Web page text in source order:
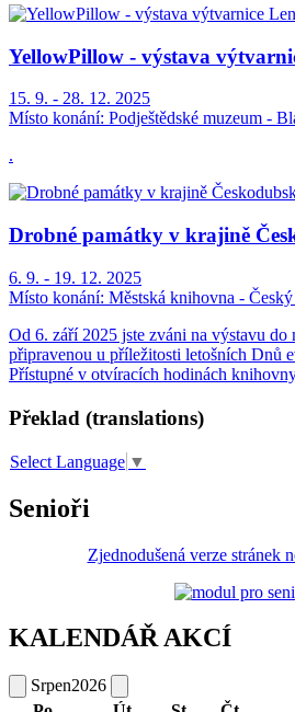
YellowPillow - výstava
15. 9. - 28. 12. 2025
Místo konání: Podještědské muzeum -
.
Drobné památky v krajině
6. 9. - 19. 12. 2025
Místo konání: Městská knihovna -
Od 6. září 2025 jste zváni na výstavu do
připravenou u příležitosti letošních Dnů
Přístupné v otvíracích hodinách
Překlad (translations)
Select Language ▼
Senioři
Zjednodušená verze stránek
KALENDÁŘ AKCÍ
Srpen2026